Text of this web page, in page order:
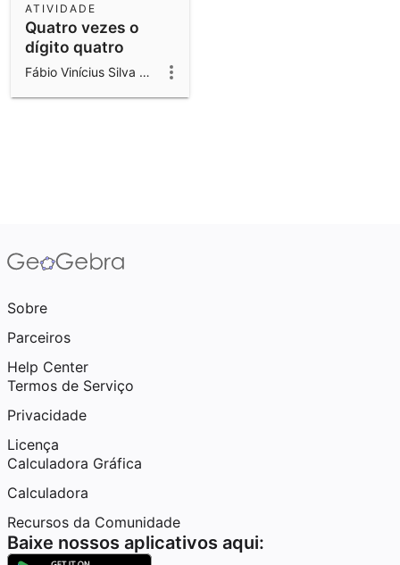
Quatro vezes o
dígito quatro
ATIVIDADE
Fábio Vinícius Silva dos Santos
Sobre
Parceiros
Help Center
Termos de Serviço
Privacidade
Licença
Calculadora Gráfica
Calculadora
Recursos da Comunidade
Baixe nossos aplicativos aqui: